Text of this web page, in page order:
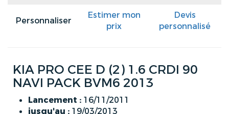
Personnaliser
Estimer mon
prix
Devis
personnalisé
KIA PRO CEE D (2) 1.6 CRDI 90
NAVI PACK BVM6 2013
Lancement : 16/11/2011
jusqu'au : 19/03/2013